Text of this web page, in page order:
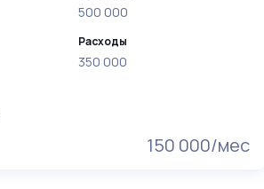
150 000/мес
500 000
Расходы
350 000